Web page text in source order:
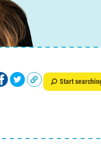
Start